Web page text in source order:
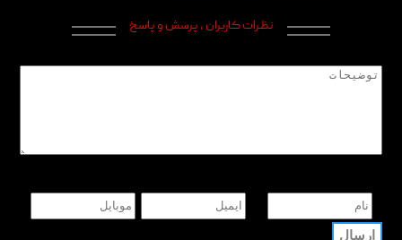
نظرات کاربران ، پرسش و پاسخ